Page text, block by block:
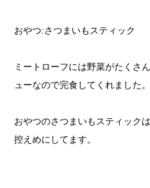
おやつ:さつまいもスティック
ミートローフには野菜がたくさ
ューなので完食してくれました。
おやつのさつまいもスティック
控えめにしてます。